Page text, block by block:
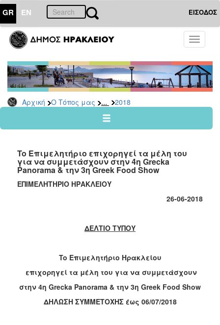
GR EN ΕΙΣΟΔΟΣ
Toggle
Αρχική Ο Τόπος μας ... 2018
ΤΟΠΟΣ
ΜΑΣ
Ανακοινώσεις
Αρχείο
2026
2024
2022
2021
2020
2012
2011
To Επιμελητήριο επιχορηγεί τα μέλη του
για να συμμετάσχουν στην 4η Grecka
Panorama & την 3η Greek Food Show
ΕΠΙΜΕΛΗΤΗΡΙΟ ΗΡΑΚΛΕΙΟΥ
26-06-2018
ΔΕΛΤΙΟ ΤΥΠΟΥ
To Επιμελητήριο Ηρακλείου
επιχορηγεί τα μέλη του για να συμμετάσχουν
στην 4η Grecka Panorama & την 3η Greek Food Show
ΔΗΛΩΣΗ ΣΥΜΜΕΤΟΧΗΣ έως 06/07/2018